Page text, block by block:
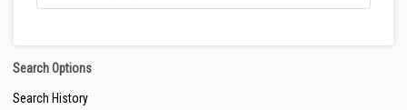
Search Options
Search History